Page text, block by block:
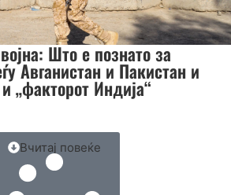
Што е познато за
Авганистан и Пакистан и
„факторот Индија“
Вчитај повеќе